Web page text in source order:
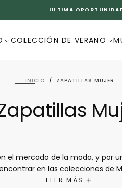
ULTIMA
COLECCIÓN DE VERANO
INICIO / ZAPATILLAS MUJER
el mercado de la moda, y por
en las colecciones de
Mephisto combinan
LEER MÁS